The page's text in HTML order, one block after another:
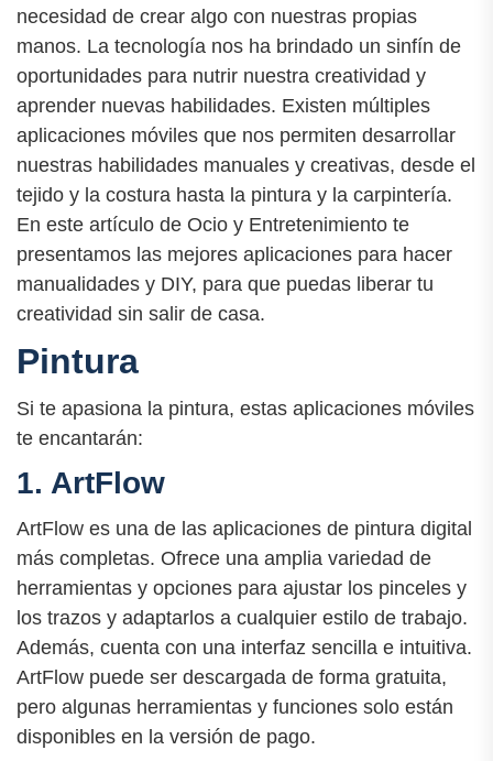
necesidad de crear algo con nuestras propias
manos. La tecnología nos ha brindado un sinfín de
oportunidades para nutrir nuestra creatividad y
aprender nuevas habilidades. Existen múltiples
aplicaciones móviles que nos permiten desarrollar
nuestras habilidades manuales y creativas, desde el
tejido y la costura hasta la pintura y la carpintería.
En este artículo de Ocio y Entretenimiento te
presentamos las mejores aplicaciones para hacer
manualidades y DIY, para que puedas liberar tu
creatividad sin salir de casa.
Pintura
Si te apasiona la pintura, estas aplicaciones móviles
te encantarán:
1. ArtFlow
ArtFlow es una de las aplicaciones de pintura digital
más completas. Ofrece una amplia variedad de
herramientas y opciones para ajustar los pinceles y
los trazos y adaptarlos a cualquier estilo de trabajo.
Además, cuenta con una interfaz sencilla e intuitiva.
ArtFlow puede ser descargada de forma gratuita,
pero algunas herramientas y funciones solo están
disponibles en la versión de pago.